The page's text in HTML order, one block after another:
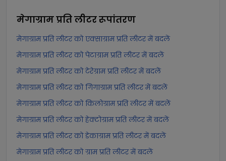
मेगाग्राम प्रति लीटररूपांतरण
मेगाग्राम प्रति लीटर को एक्साग्राम प्रति लीटर में बदलें
मेगाग्राम प्रति लीटर को पेटाग्राम प्रति लीटर में बदलें
मेगाग्राम प्रति लीटर को टेरेग्राम प्रति लीटर में बदलें
मेगाग्राम प्रति लीटर को गिगाग्राम प्रति लीटर में बदलें
मेगाग्राम प्रति लीटर को किलोग्राम प्रति लीटर में बदलें
मेगाग्राम प्रति लीटर को हेक्टोग्राम प्रति लीटर में बदलें
मेगाग्राम प्रति लीटर को डेकाग्राम प्रति लीटर में बदलें
मेगाग्राम प्रति लीटर को ग्राम प्रति लीटर में बदलें